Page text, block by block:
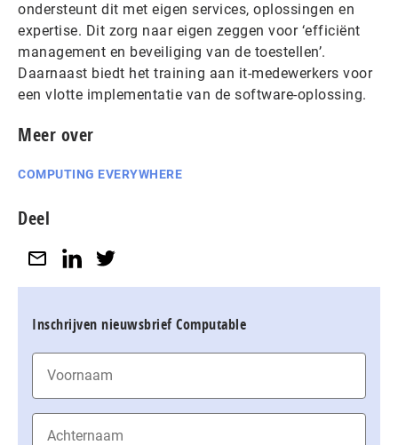
ondersteunt dit met eigen services, oplossingen en
expertise. Dit zorg naar eigen zeggen voor ‘efficiënt
management en beveiliging van de toestellen’.
Daarnaast biedt het training aan it-medewerkers voor
een vlotte implementatie van de software-oplossing.
Meer over
COMPUTING EVERYWHERE
Deel
Inschrijven nieuwsbrief Computable